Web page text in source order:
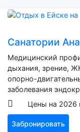
Санатории
Медицинский
дыхания, зрение,
опорно-
заболевания
Цены на 2026
Забронировать